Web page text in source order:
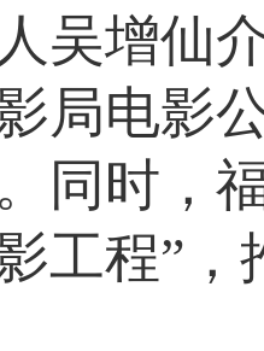
吴增仙
局电影
同时，
工程”